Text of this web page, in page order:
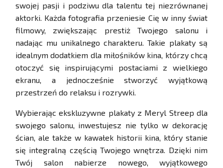
swojej pasji i podziwu dla talentu tej niezrównanej
aktorki. Każda fotografia przeniesie Cię w inny świat
filmowy, zwiększając prestiż Twojego salonu i
nadając mu unikalnego charakteru. Takie plakaty są
idealnym dodatkiem dla miłośników kina, którzy chcą
otoczyć się inspirującymi postaciami z wielkiego
ekranu, a jednocześnie stworzyć wyjątkową
przestrzeń do relaksu i rozrywki.
Wybierając ekskluzywne plakaty z Meryl Streep dla
swojego salonu, inwestujesz nie tylko w dekorację
ścian, ale także w kawałek historii kina, który stanie
się integralną częścią Twojego wnętrza. Dzięki nim
Twój salon nabierze nowego, wyjątkowego